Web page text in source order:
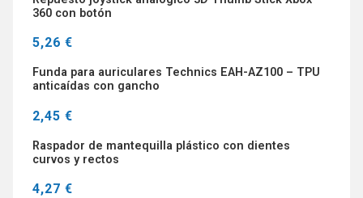
360 con botón
5,26 €
Funda para auriculares Technics EAH-AZ100 – TPU
anticaídas con gancho
2,45 €
Raspador de mantequilla plástico con dientes
curvos y rectos
4,27 €